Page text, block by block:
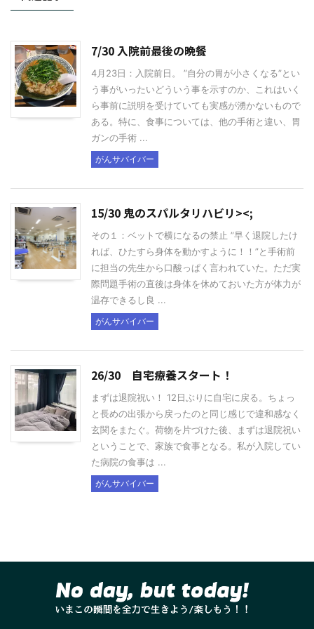
7/30 入院前最後の晩餐
4月23日：入院前日。 ”自分の胃が小さくなる”とい
う事がいったいどういう事を示すのか、これはいく
ら事前に説明を受けていても実感が湧かないもので
ある。特に、食事については、他の手術と違い、胃
ガンの手術 ...
がんサバイバー
15/30 鬼のスパルタリハビリ><;
その１：ベットで横になるの禁止 ”早く退院したけ
れば、ひたすら身体を動かすように！！”と手術前
に担当の先生から口酸っぱく言われていた。ただ実
際問題手術の直後は身体を休めておいた方が体力が
温存できるし良 ...
がんサバイバー
26/30 自宅療養スタート！
まずは退院祝い！ 12日ぶりに自宅に戻る。ちょっ
と長めの出張から戻ったのと同じ感じで違和感なく
玄関をまたぐ。荷物を片づけた後、まずは退院祝い
ということで、家族で食事となる。私が入院してい
た病院の食事は ...
がんサバイバー